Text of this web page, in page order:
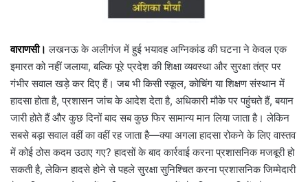
वाराणसी। लखनऊ के अलीगंज में हुई भयावह अग्निकांड की घटना ने केवल एक
इमारत को नहीं जलाया, बल्कि पूरे प्रदेश की शिक्षा व्यवस्था और सुरक्षा तंत्र पर
गंभीर सवाल खड़े कर दिए हैं। जब भी किसी स्कूल, कोचिंग या शिक्षण संस्थान में
हादसा होता है, प्रशासन जांच के आदेश देता है, अधिकारी मौके पर पहुंचते हैं, बयान
जारी होते हैं और कुछ दिनों बाद सब कुछ फिर सामान्य मान लिया जाता है। लेकिन
सबसे बड़ा सवाल वहीं का वहीं रह जाता है—क्या अगला हादसा रोकने के लिए वास्तव
में कोई ठोस कदम उठाए गए? हादसों के बाद कार्रवाई करना प्रशासनिक मजबूरी हो
सकती है, लेकिन हादसे होने से पहले सुरक्षा सुनिश्चित करना प्रशासनिक जिम्मेदारी